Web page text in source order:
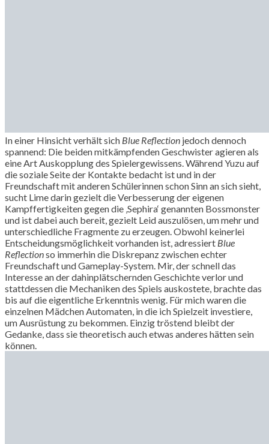
In einer Hinsicht verhält sich Blue Reflection jedoch dennoch
spannend: Die beiden mitkämpfenden Geschwister agieren als
eine Art Auskopplung des Spielergewissens. Während Yuzu auf
die soziale Seite der Kontakte bedacht ist und in der
Freundschaft mit anderen Schülerinnen schon Sinn an sich sieht,
sucht Lime darin gezielt die Verbesserung der eigenen
Kampffertigkeiten gegen die ‚Sephira‘ genannten Bossmonster
und ist dabei auch bereit, gezielt Leid auszulösen, um mehr und
unterschiedliche Fragmente zu erzeugen. Obwohl keinerlei
Entscheidungsmöglichkeit vorhanden ist, adressiert Blue
Reflectionso immerhin die Diskrepanz zwischen echter
Freundschaft und Gameplay-System. Mir, der schnell das
Interesse an der dahinplätschernden Geschichte verlor und
stattdessen die Mechaniken des Spiels auskostete, brachte das
bis auf die eigentliche Erkenntnis wenig. Für mich waren die
einzelnen Mädchen Automaten, in die ich Spielzeit investiere,
um Ausrüstung zu bekommen. Einzig tröstend bleibt der
Gedanke, dass sie theoretisch auch etwas anderes hätten sein
können.